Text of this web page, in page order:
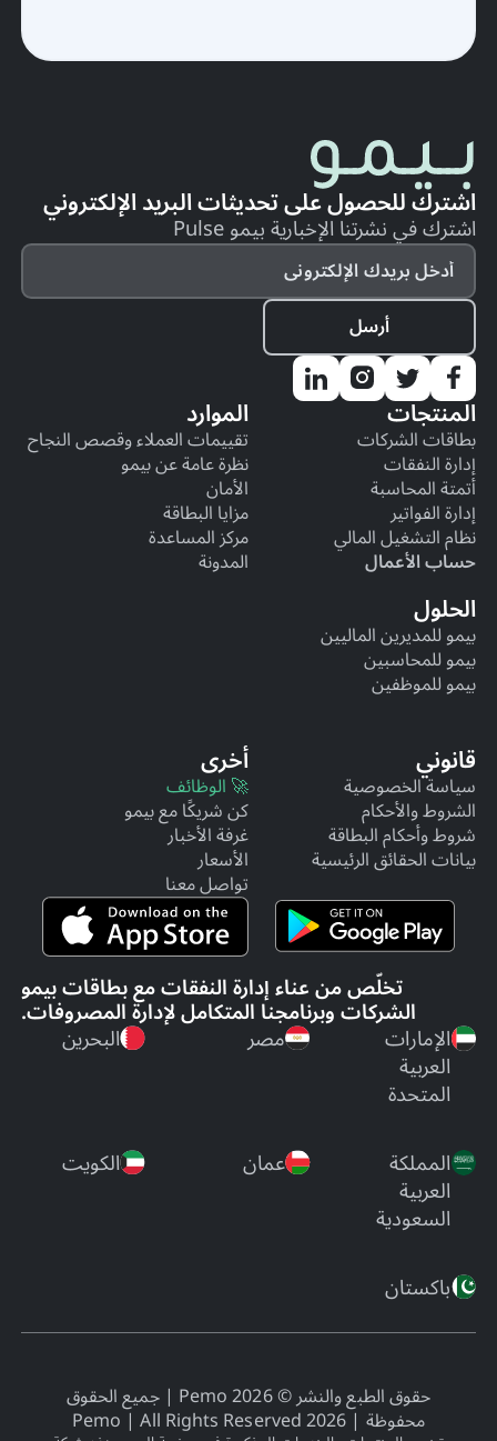
اشترك للحصول على تحديثات البريد الإلكتروني
اشترك في نشرتنا الإخبارية بيمو Pulse
المنتجات
بطاقات الشركات
إدارة النفقات
أتمتة المحاسبة
إدارة الفواتير
نظام التشغيل المالي
حساب الأعمال
الحلول
بيمو للمديرين الماليين
بيمو للمحاسبين
بيمو للموظفين
الموارد
تقييمات العملاء وقصص النجاح
نظرة عامة عن بيمو
الأمان
مزايا البطاقة
مركز المساعدة
المدونة
قانوني
سياسة الخصوصية
الشروط والأحكام
شروط وأحكام البطاقة
بيانات الحقائق الرئيسية
أخرى
🚀 الوظائف
كن شريكًا مع بيمو
غرفة الأخبار
الأسعار
تواصل معنا
تخلّص من عناء إدارة النفقات مع بطاقات بيمو
الشركات وبرنامجنا المتكامل لإدارة المصروفات.
الإمارات
العربية
المتحدة
مصر البحرين
المملكة
العربية
السعودية
عمان الكويت
باكستان
حقوق الطبع والنشر © 2026 Pemo | جميع الحقوق
محفوظة |2026
Pemo | All Rights Reserved